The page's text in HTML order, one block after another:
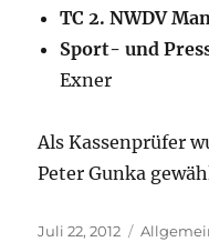
TC 2. NWDV
Sport- und
Exner
Als Kassenprüfer
Peter Gunka
Veröffentlicht
Juli 22, 2012